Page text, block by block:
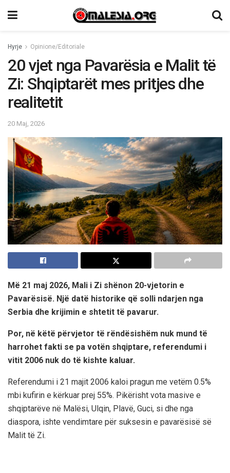
Hyrje Opinione/Editoriale
20 vjet nga Pavarësia e Malit të
Zi: Shqiptarët mes pritjes dhe
realitetit
20 Maj, 2026
Më 21 maj 2026, Mali i Zi shënon 20-vjetorin e
Pavarësisë. Një datë historike që solli ndarjen nga
Serbia dhe krijimin e shtetit të pavarur.
Por, në këtë përvjetor të rëndësishëm nuk mund të
harrohet fakti se pa votën shqiptare, referendumi i
vitit 2006 nuk do të kishte kaluar.
Referendumi i 21 majit 2006 kaloi pragun me vetëm 0.5%
mbi kufirin e kërkuar prej 55%. Pikërisht vota masive e
shqiptarëve në Malësi, Ulqin, Plavë, Guci, si dhe nga
diaspora, ishte vendimtare për suksesin e pavarësisë së
Malit të Zi.